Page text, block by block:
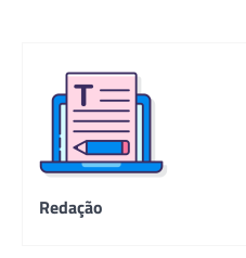
Redação